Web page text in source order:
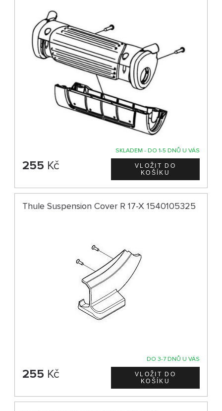
SKLADEM - DO 1-5 DNŮ U VÁS
255 Kč
Thule Suspension Cover R 17-X 1540105325
DO 3-7 DNŮ U VÁS
255 Kč